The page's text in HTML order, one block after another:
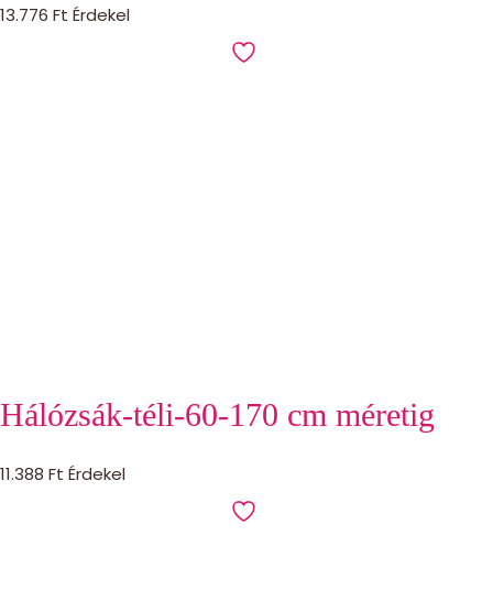
13.776 Ft Érdekel
Hálózsák-téli-60-170 cm méretig
11.388 Ft Érdekel